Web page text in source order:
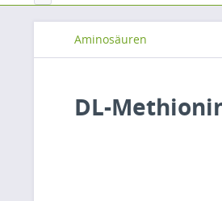
Aminosäuren
DL-